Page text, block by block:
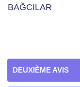
BAĞCILAR
DEUXIÈME AVIS